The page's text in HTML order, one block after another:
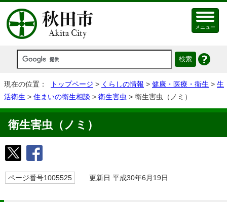
メニュー
現在の位置： トップページ > くらしの情報 > 健康・医療・衛生 > 生
活衛生 > 住まいの衛生相談 > 衛生害虫 > 衛生害虫（ノミ）
衛生害虫（ノミ）
ページ番号1005525 更新日 平成30年6月19日